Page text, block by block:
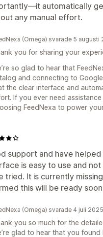
automatically
any manual effort.
(Omega) svarade 5 augusti
you for sharing your
so glad to hear that
and connecting to
the clear interface and
If you ever need
FeedNexa to power
support and have
is easy to use and
tried. It is currently
this will be ready
(Omega) svarade 4 juli 2025
you so much for the
glad to hear that you